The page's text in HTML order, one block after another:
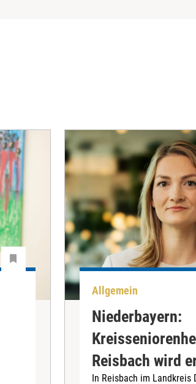
Allgemein
Niederbayern:
Reisbach wird
In Reisbach im Landkreis